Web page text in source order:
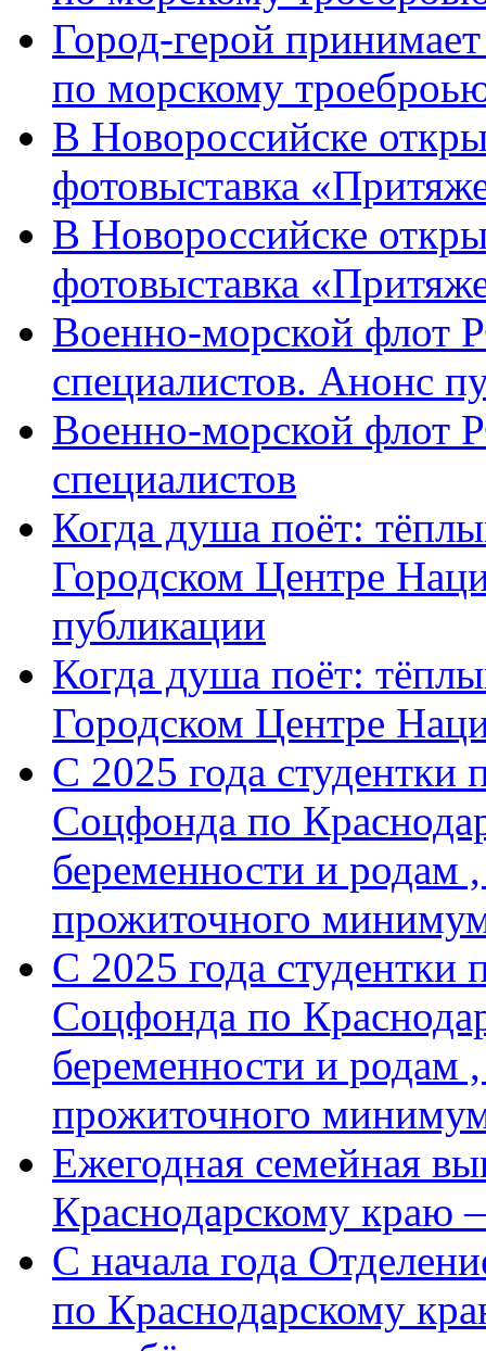
Город-герой
по морскому
В Новороссийске
фотовыставка
В Новороссийске
фотовыставка
Военно-морской флот
специалистов. Анонс
Военно-морской флот
специалистов
Когда душа поёт:
Городском Центре
публикации
Когда душа поёт:
Городском Центре
С 2025 года студентки
Соцфонда по
беременности и родам
прожиточного
С 2025 года студентки
Соцфонда по
беременности и родам
прожиточного
Ежегодная семейная
Краснодарскому краю
С начала года
по Краснодарскому